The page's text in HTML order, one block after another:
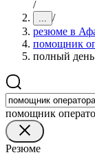
/
... /
резюме в
помощник
полный день
помощник
Резюме